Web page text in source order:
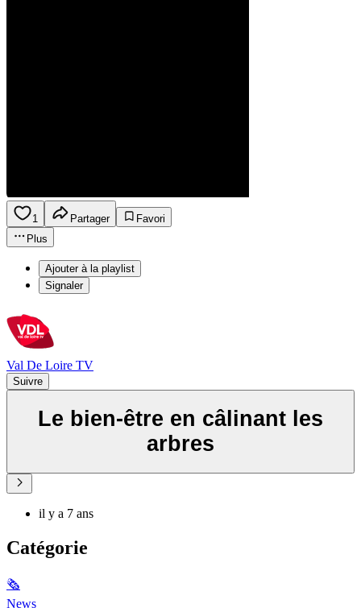
1 Partager
Favori
Plus
Ajouter à la playlist
Signaler
Val De Loire TV
Suivre
Le bien-être en câlinant les
arbres
il y a 7 ans
Catégorie
🗞
News